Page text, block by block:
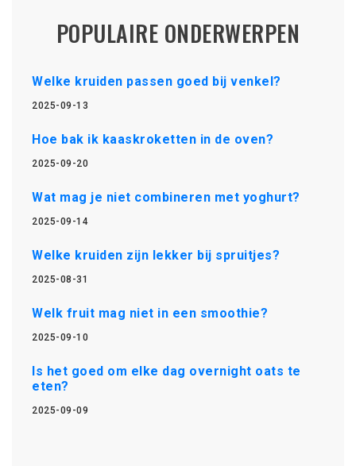
POPULAIRE ONDERWERPEN
Welke kruiden passen goed bij venkel?
2025-09-13
Hoe bak ik kaaskroketten in de oven?
2025-09-20
Wat mag je niet combineren met yoghurt?
2025-09-14
Welke kruiden zijn lekker bij spruitjes?
2025-08-31
Welk fruit mag niet in een smoothie?
2025-09-10
Is het goed om elke dag overnight oats te
eten?
2025-09-09